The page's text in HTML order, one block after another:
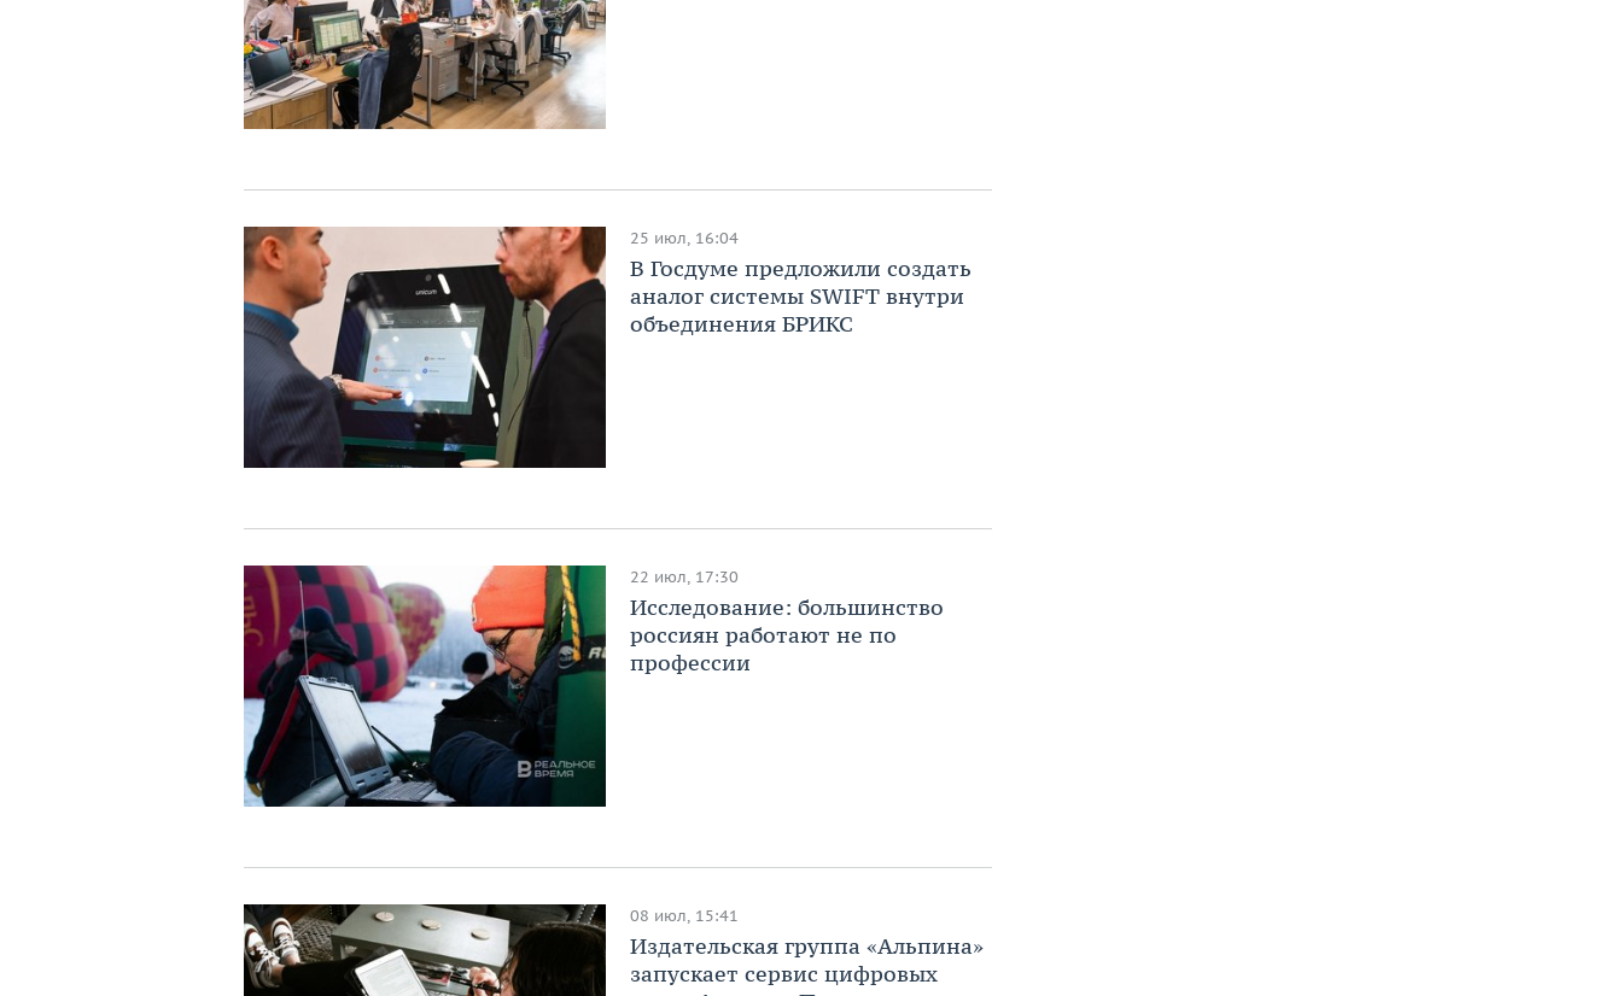
25 июл, 16:04
В Госдуме предложили создать
аналог системы SWIFT внутри
объединения БРИКС
22 июл, 17:30
Исследование: большинство
россиян работают не по
профессии
08 июл, 15:41
Издательская группа «Альпина»
запускает сервис цифровых